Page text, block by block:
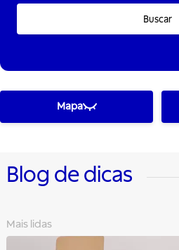
Buscar
Mapa
Blog de dicas
Mais lidas